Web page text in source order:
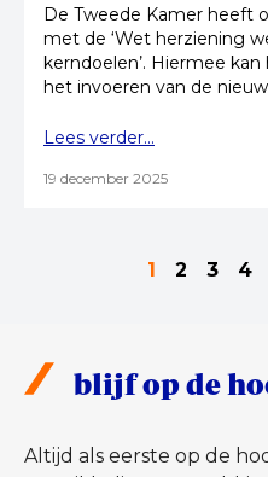
De Tweede Kamer heeft
met de ‘Wet herziening
kerndoelen’. Hiermee
het invoeren van de
Lees verder...
19 december 2025
1 2 3 4
blijf op de
Altijd als eerste op de